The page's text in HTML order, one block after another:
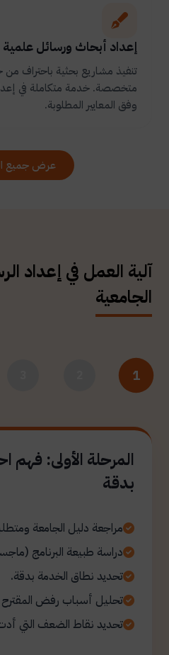
إعداد أبحاث ورسائل علمية
تنفيذ مشاريع بحثية باحتراف
متخصصة. خدمة متكاملة في
وفق المعايير المطلوبة.
عرض جميع
آلية العمل في إعداد
الجامعية
1
المرحلة الأولى: فهم
بدقة
مراجعة دليل الجامعة
دراسة طبيعة البرنامج
تحديد نطاق الخدمة بدقة.
تحليل أسباب رفض
تحديد نقاط الضعف التي